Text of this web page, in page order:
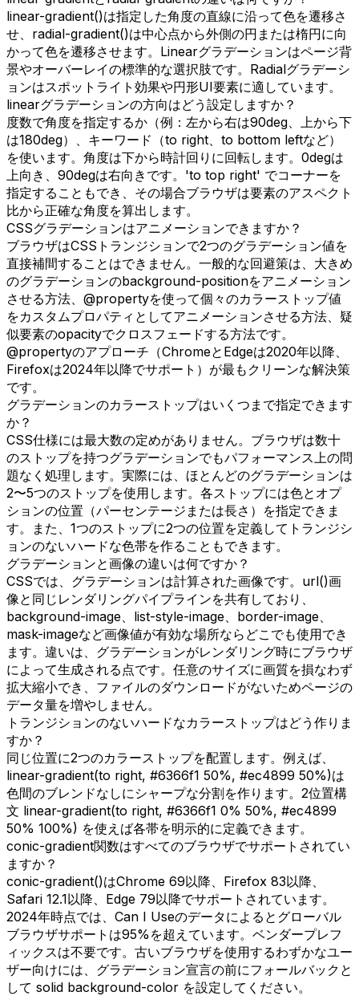
linear-gradient()は指定した角度の直線に沿って色を遷移さ
せ、radial-gradient()は中心点から外側の円または楕円に向
かって色を遷移させます。Linearグラデーションはページ背
景やオーバーレイの標準的な選択肢です。Radialグラデーシ
ョンはスポットライト効果や円形UI要素に適しています。
linearグラデーションの方向はどう設定しますか？
度数で角度を指定するか（例：左から右は90deg、上から下
は180deg）、キーワード（to right、to bottom leftなど）
を使います。角度は下から時計回りに回転します。0degは
上向き、90degは右向きです。'to top right' でコーナーを
指定することもでき、その場合ブラウザは要素のアスペクト
比から正確な角度を算出します。
CSSグラデーションはアニメーションできますか？
ブラウザはCSSトランジションで2つのグラデーション値を
直接補間することはできません。一般的な回避策は、大きめ
のグラデーションのbackground-positionをアニメーション
させる方法、@propertyを使って個々のカラーストップ値
をカスタムプロパティとしてアニメーションさせる方法、疑
似要素のopacityでクロスフェードする方法です。
@propertyのアプローチ（ChromeとEdgeは2020年以降、
Firefoxは2024年以降でサポート）が最もクリーンな解決策
です。
グラデーションのカラーストップはいくつまで指定できます
か？
CSS仕様には最大数の定めがありません。ブラウザは数十
のストップを持つグラデーションでもパフォーマンス上の問
題なく処理します。実際には、ほとんどのグラデーションは
2〜5つのストップを使用します。各ストップには色とオプ
ションの位置（パーセンテージまたは長さ）を指定できま
す。また、1つのストップに2つの位置を定義してトランジシ
ョンのないハードな色帯を作ることもできます。
グラデーションと画像の違いは何ですか？
CSSでは、グラデーションは計算された画像です。url()画
像と同じレンダリングパイプラインを共有しており、
background-image、list-style-image、border-image、
mask-imageなど画像値が有効な場所ならどこでも使用でき
ます。違いは、グラデーションがレンダリング時にブラウザ
によって生成される点です。任意のサイズに画質を損なわず
拡大縮小でき、ファイルのダウンロードがないためページの
データ量を増やしません。
トランジションのないハードなカラーストップはどう作りま
すか？
同じ位置に2つのカラーストップを配置します。例えば、
linear-gradient(to right, #6366f1 50%, #ec4899 50%)は
色間のブレンドなしにシャープな分割を作ります。2位置構
文 linear-gradient(to right, #6366f1 0% 50%, #ec4899
50% 100%) を使えば各帯を明示的に定義できます。
conic-gradient関数はすべてのブラウザでサポートされてい
ますか？
conic-gradient()はChrome 69以降、Firefox 83以降、
Safari 12.1以降、Edge 79以降でサポートされています。
2024年時点では、Can I Useのデータによるとグローバル
ブラウザサポートは95%を超えています。ベンダープレフ
ィックスは不要です。古いブラウザを使用するわずかなユー
ザー向けには、グラデーション宣言の前にフォールバックと
して solid background-color を設定してください。